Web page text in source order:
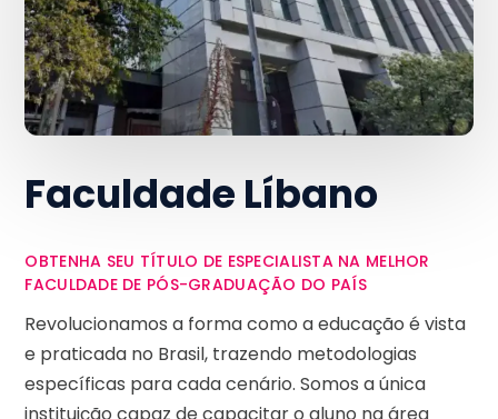
Faculdade Líbano
OBTENHA SEU TÍTULO DE ESPECIALISTA NA MELHOR
FACULDADE DE PÓS-GRADUAÇÃO DO PAÍS
Revolucionamos a forma como a educação é vista
e praticada no Brasil, trazendo metodologias
específicas para cada cenário. Somos a única